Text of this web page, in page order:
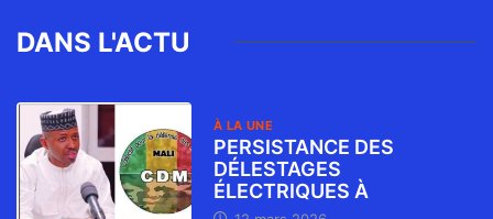
DANS L'ACTU
À LA UNE
PERSISTANCE DES
DÉLESTAGES
ÉLECTRIQUES À